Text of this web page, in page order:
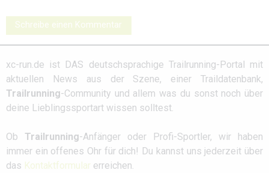
Schreibe einen Kommentar
xc-run.de ist DAS deutschsprachige Trailrunning-Portal mit
aktuellen News aus der Szene, einer Traildatenbank,
Trailrunning-Community und allem was du sonst noch über
deine Lieblingssportart wissen solltest.
Ob Trailrunning-Anfänger oder Profi-Sportler, wir haben
immer ein offenes Ohr für dich! Du kannst uns jederzeit über
das Kontaktformular erreichen.